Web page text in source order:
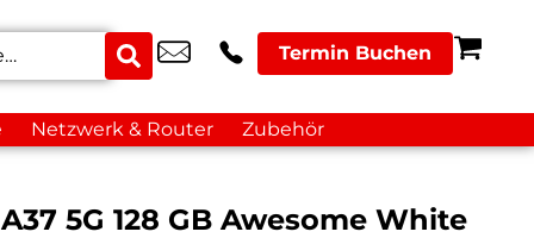
Termin Buchen
Netzwerk & Router Zubehör
5G 128 GB Awesome White